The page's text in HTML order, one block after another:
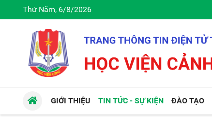
Thứ Năm, 6/8/2026
GIỚI THIỆU TIN TỨC - SỰ KIỆN ĐÀO TẠO